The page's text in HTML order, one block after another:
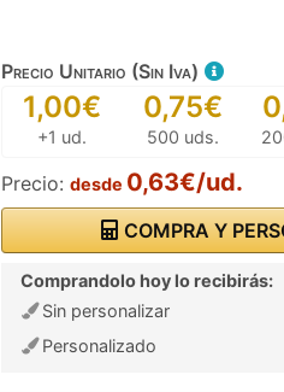
Precio Unitario (Sin Iva)
1,00€
+1 ud.
0,75€
500 uds.
Precio: desde 0,63€/ud.
COMPRA Y
Comprandolo hoy lo recibirás:
Sin personalizar
Personalizado